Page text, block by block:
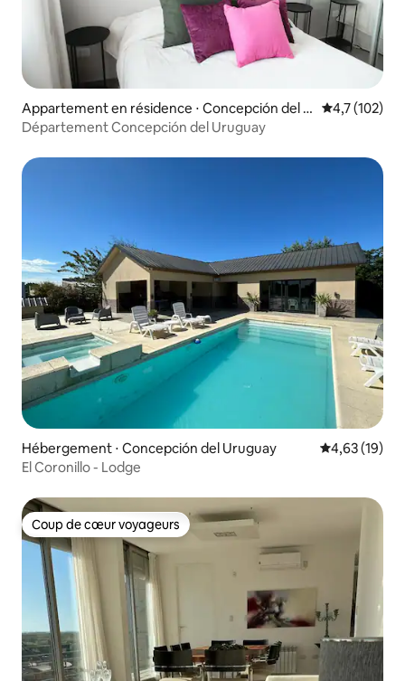
Appartement en résidence ⋅ Concepción del U
ruguay
Évaluation
4,7 (102)
Département Concepción del Uruguay
Hébergement ⋅ Concepción del Uruguay Évaluation
4,63 (19)
El Coronillo - Lodge
Coup de cœur voyageurs
Coup de cœur voyageurs